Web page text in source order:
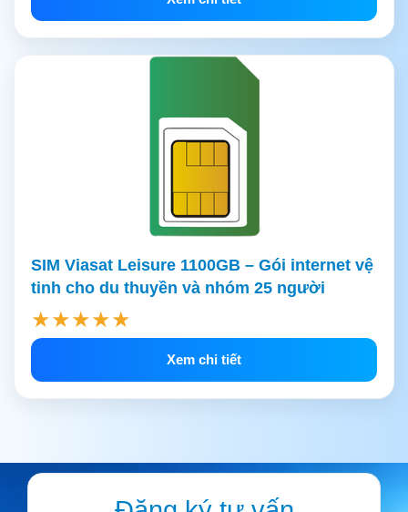
SIM Viasat Leisure 1100GB – Gói internet vệ
tinh cho du thuyền và nhóm 25 người
★★★★★
Xem chi tiết